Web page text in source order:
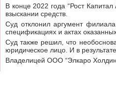
В конце 2022 года “Рост
взыскании средств.
Суд отклонил аргумент
спецификациях и актах
Суд также решил, что
юридическое лицо. И в
Владелицей ООО “Элкаро